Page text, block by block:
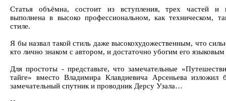
Статья объёмна, состоит из вступления, трех частей и
выполнена в высоко профессиональном, как техническом,
стиле.
Я бы назвал такой стиль даже высокохудожественным, что
кто лично знаком с автором, и достаточно убогим его
Для простоты - представьте, что замечательные
тайге» вместо Владимира Клавдиевича Арсеньева изложил
замечательный спутник и проводник Дерсу Узала…